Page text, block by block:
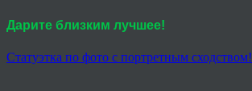
Дарите близким лучшее!
Статуэтка по фото с портретным сходством!